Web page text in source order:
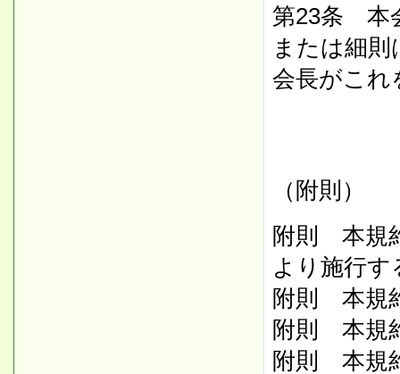
第23条 本
または細
会長がこれ
（附則）
附則 本規
より施行す
附則 本規
附則 本規
附則 本規